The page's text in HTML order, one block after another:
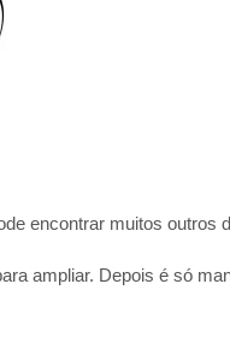
encontrar muitos outros
ampliar. Depois é só